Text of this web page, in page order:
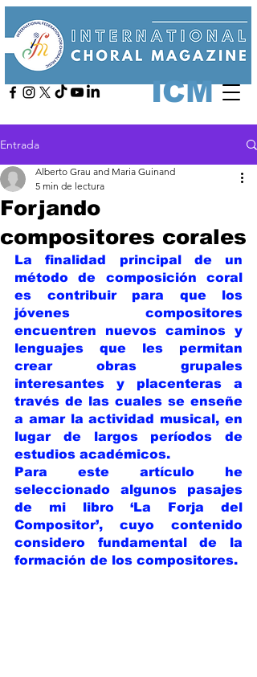
ICM
Entrada
Forjando
compositores corales
Alberto Grau and Maria Guinand
5 min de lectura
La finalidad principal de un
método de composición coral
es contribuir para que los
jóvenes compositores
encuentren nuevos caminos y
lenguajes que les permitan
crear obras grupales
interesantes y placenteras a
través de las cuales se enseñe
a amar la actividad musical, en
lugar de largos períodos de
estudios académicos.
Para este artículo he
seleccionado algunos pasajes
de mi libro ‘La Forja del
Compositor’, cuyo contenido
considero fundamental de la
formación de los compositores.